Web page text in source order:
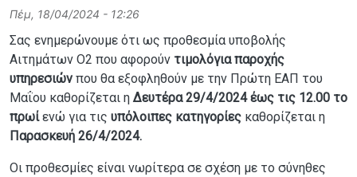
Πέμ, 18/04/2024 - 12:26
Σας ενημερώνουμε ότι ως προθεσμία υποβολής
Αιτημάτων Ο2 που αφορούν τιμολόγια παροχής
υπηρεσιών που θα εξοφληθούν με την Πρώτη ΕΑΠ του
Μαΐου καθορίζεται η Δευτέρα 29/4/2024 έως τις 12.00 το
πρωίενώ για τις υπόλοιπες κατηγορίες καθορίζεται η
Παρασκευή 26/4/2024.
Οι προθεσμίες είναι νωρίτερα σε σχέση με το σύνηθες